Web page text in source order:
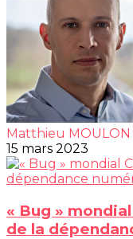
Matthieu MOULON
15 mars 2023
« Bug »
de la